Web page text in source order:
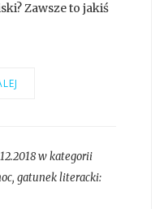
Zawsze to jakiś
w kategorii
, gatunek literacki: